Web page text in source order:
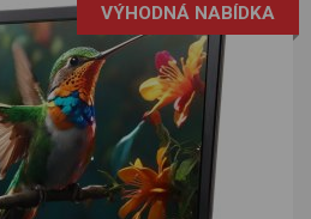
VÝHODNÁ NABÍDKA